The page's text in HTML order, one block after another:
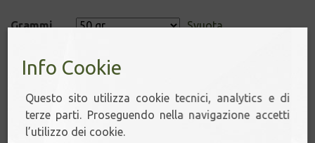
Grammi Svuota
4,50€
MOMIJI
quantità
- +
Info Cookie
Questo sito utilizza cookie tecnici, analytics e di
terze parti. Proseguendo nella navigazione accetti
l’utilizzo dei cookie.